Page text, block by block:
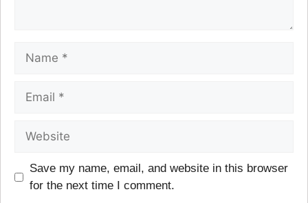
Save my name, email, and website in this browser
for the next time I comment.